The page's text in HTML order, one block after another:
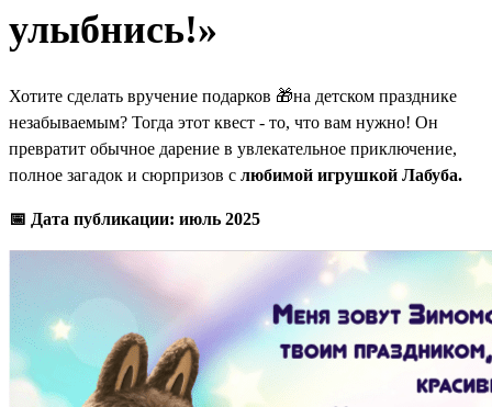
улыбнись!»
Хотите сделать вручение подарков 🎁на детском празднике
незабываемым? Тогда этот квест - то, что вам нужно! Он
превратит обычное дарение в увлекательное приключение,
полное загадок и сюрпризов с любимой игрушкой Лабуба.
📅 Дата публикации: июль 2025